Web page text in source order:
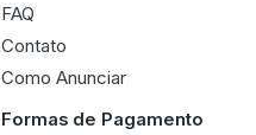
FAQ
Contato
Como Anunciar
Formas de Pagamento